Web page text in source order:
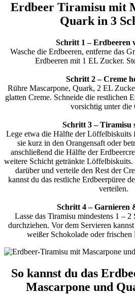
Erdbeer Tiramisu mit
Quark in 3
Schritt 1 – Erdbeeren
Wasche die Erdbeeren, entferne das
Erdbeeren mit 1 EL Zucker.
Schritt 2 – Creme
Rühre Mascarpone, Quark, 2 EL
glatten Creme. Schneide die restlichen
vorsichtig unter die
Schritt 3 – Tiramisu
Lege etwa die Hälfte der Löffelbiskuits
sie kurz in den Orangensaft oder
anschließend die Hälfte der
weitere Schicht getränkte Löffelbiskuits.
darüber und verteile den Rest der
kannst du das restliche Erdbeerpüree
verteilen.
Schritt 4 – Garnieren
Lasse das Tiramisu mindestens 1 –
durchziehen. Vor dem Servieren
weißer Schokolade oder frischen
So kannst du das
Mascarpone und